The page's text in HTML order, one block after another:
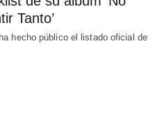
Tanto’
hecho público el listado oficial de